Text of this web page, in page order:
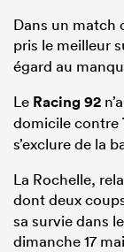
Dans un match
pris le meilleur
égard au
Le Racing 92
domicile contre
s’exclure de la
La Rochelle,
dont deux
sa survie dans
dimanche 17